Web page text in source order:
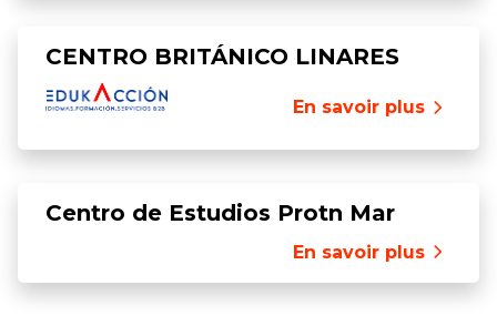
CENTRO BRITÁNICO LINARES
En savoir plus
Centro de Estudios Protn Mar
En savoir plus